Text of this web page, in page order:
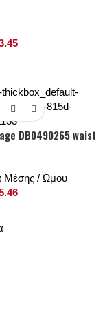
DB0490265 waist
Μέσης / Ώμου